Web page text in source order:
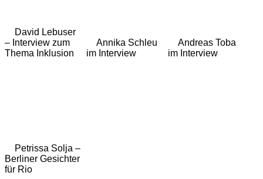
David Lebuser
– Interview zum
Thema Inklusion
Annika Schleu
im Interview
Andreas Toba
im Interview
Petrissa Solja –
Berliner Gesichter
für Rio